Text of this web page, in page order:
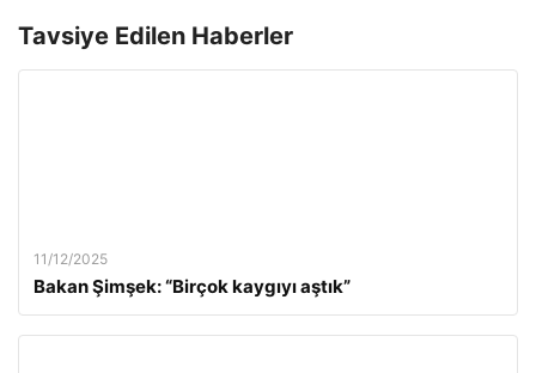
Tavsiye Edilen Haberler
11/12/2025
Bakan Şimşek: “Birçok kaygıyı aştık”